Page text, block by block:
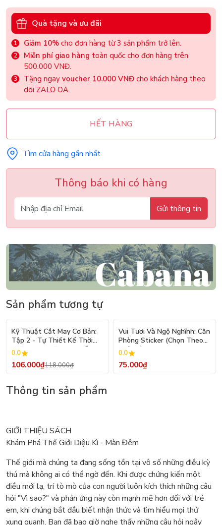
Quà tặng và ưu đãi
Giảm 10% cho đơn hàng từ 3 sản phẩm trở lên.
Miễn phí giao hàng toàn quốc cho đơn hàng trên
500.000 VNĐ.
Tặng ngay voucher 10.000 VNĐ cho khách hàng theo
dõi ZALO OA.
HẾT HÀNG
Tìm cửa hàng gần nhất
Thông báo khi có hàng
Gửi thông tin
Sản phẩm tương tự
- 10%
Kỹ Thuật Cắt May Cơ Bản:
Tập 2 - Tự Thiết Kế Thời
Trang Nam Nữ - Tạo Mẫu
Rập - Kỹ Thuật Nhảy Size
0.0
106.000₫118.000₫
Vui Tươi Và Ngộ Nghĩnh: Căn
Phòng Sticker (Chọn Theo
Chủ Đề) - Hơn 250 Sticker
0.0
75.000₫
Thông tin sản phẩm
GIỚI THIỆU SÁCH
Khám Phá Thế Giới Diệu Kì - Màn Đêm
Thế giới mà chúng ta đang sống tồn tại vô số những điều kỳ
thú mà không ai có thể ngờ đến. Khi được chứng kiến một
điều mới lạ, trí tò mò của con người luôn kích thích những câu
hỏi "Vì sao?" và phản ứng này còn mạnh mẽ hơn đối với trẻ
em, khi chúng bắt đầu biết nhận thức và tìm hiểu mọi thứ
xung quanh. Bạn đã bao giờ nghe thấy những câu hỏi ngây